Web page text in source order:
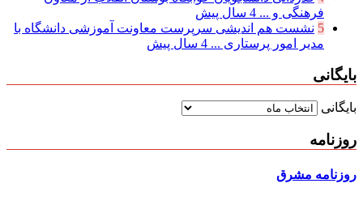
فرهنگی و ... 4 سال پیش
5 نشست هم اندیشی سرپرست معاونت آموزشی دانشگاه با
مدیر امور پرستاری ... 4 سال پیش
بایگانی
بایگانی
روزنامه
روزنامه مشرق